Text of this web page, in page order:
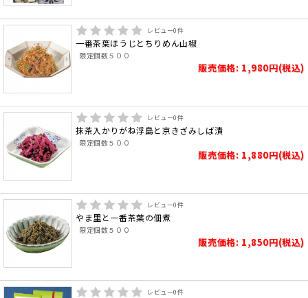
レビュー0件
一番茶葉ほうじとちりめん山椒
限定個数５００
販売価格: 1,980円(税込)
レビュー0件
抹茶入かりがね浮島と京きざみしば漬
限定個数５００
販売価格: 1,880円(税込)
レビュー0件
やま里と一番茶葉の佃煮
限定個数５００
販売価格: 1,850円(税込)
レビュー0件